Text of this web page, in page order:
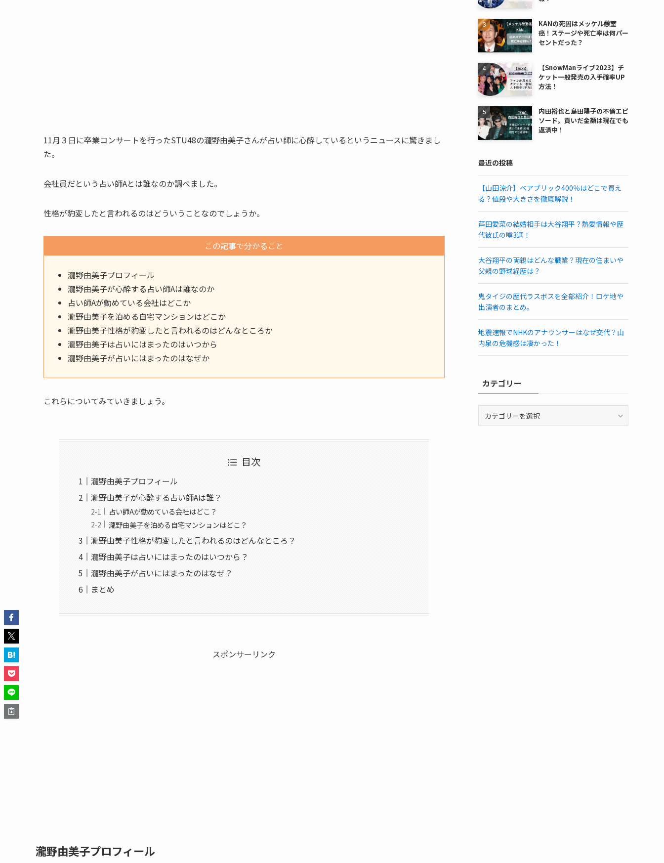
11月３日に卒業コンサートを行ったSTU48の瀧野由美子さんが占い師に心酔しているというニュースに驚きまし
た。
会社員だという占い師Aとは誰なのか調べました。
性格が豹変したと言われるのはどういうことなのでしょうか。
この記事で分かること
瀧野由美子プロフィール
瀧野由美子が心酔する占い師Aは誰なのか
占い師Aが勤めている会社はどこか
瀧野由美子を泊める自宅マンションはどこか
瀧野由美子性格が豹変したと言われるのはどんなところか
瀧野由美子は占いにはまったのはいつから
瀧野由美子が占いにはまったのはなぜか
これらについてみていきましょう。
目次
瀧野由美子プロフィール
瀧野由美子が心酔する占い師Aは誰？
占い師Aが勤めている会社はどこ？
瀧野由美子を泊める自宅マンションはどこ？
瀧野由美子性格が豹変したと言われるのはどんなところ？
瀧野由美子は占いにはまったのはいつから？
瀧野由美子が占いにはまったのはなぜ？
まとめ
スポンサーリンク
瀧野由美子プロフィール
KANの死因はメッケル憩室
癌！ステージや死亡率は何パー
セントだった？
【SnowManライブ2023】チ
ケット一般発売の入手確率UP
方法！
内田裕也と島田陽子の不倫エピ
ソード。貢いだ金額は現在でも
返済中！
最近の投稿
【山田涼介】ベアブリック400％はどこで買え
る？値段や大きさを徹底解説！
芦田愛菜の結婚相手は大谷翔平？熱愛情報や歴
代彼氏の噂3選！
大谷翔平の両親はどんな職業？現在の住まいや
父親の野球経歴は？
鬼タイジの歴代ラスボスを全部紹介！ロケ地や
出演者のまとめ。
地震速報でNHKのアナウンサーはなぜ交代？山
内泉の危機感は凄かった！
カテゴリー